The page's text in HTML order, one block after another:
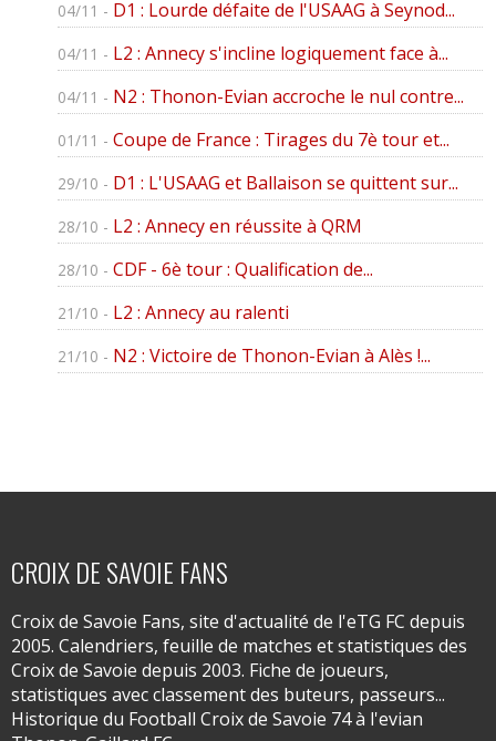
04/11 - D1 : Lourde défaite de l'USAAG à Seynod...
04/11 - L2 : Annecy s'incline logiquement face à...
04/11 - N2 : Thonon-Evian accroche le nul contre...
01/11 - Coupe de France : Tirages du 7è tour et...
29/10 - D1 : L'USAAG et Ballaison se quittent sur...
28/10 - L2 : Annecy en réussite à QRM
28/10 - CDF - 6è tour : Qualification de...
21/10 - L2 : Annecy au ralenti
21/10 - N2 : Victoire de Thonon-Evian à Alès !...
CROIX DE SAVOIE FANS
Croix de Savoie Fans, site d'actualité de l'eTG FC depuis
2005. Calendriers, feuille de matches et statistiques des
Croix de Savoie depuis 2003. Fiche de joueurs,
statistiques avec classement des buteurs, passeurs...
Historique du Football Croix de Savoie 74 à l'evian